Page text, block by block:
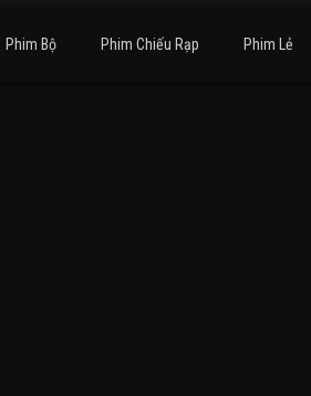
Phim Bộ Phim Chiếu Rạp Phim Lẻ